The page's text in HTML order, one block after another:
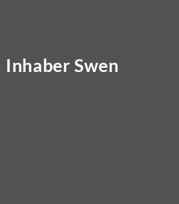
Swen